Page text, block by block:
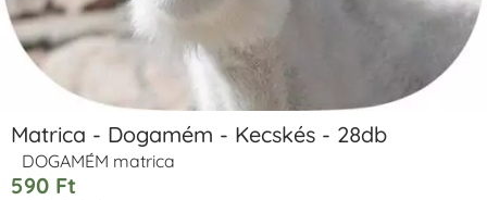
Matrica - Dogamém - Kecskés - 28db
DOGAMÉM matrica
590 Ft